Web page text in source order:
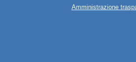
Amministrazione